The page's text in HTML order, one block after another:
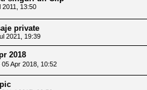
2011, 13:50
private
2021, 19:39
2018
05 Apr 2018, 10:52